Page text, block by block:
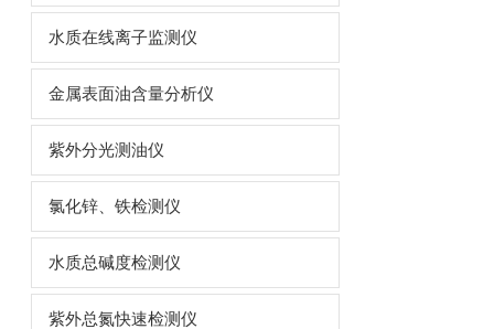
水质在线离子监测仪
金属表面油含量分析仪
紫外分光测油仪
氯化锌、铁检测仪
水质总碱度检测仪
紫外总氮快速检测仪